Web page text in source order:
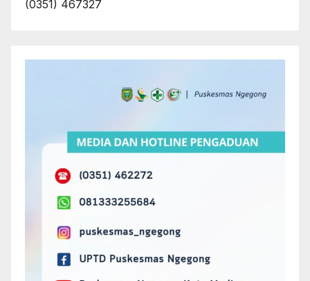
(0351) 467327